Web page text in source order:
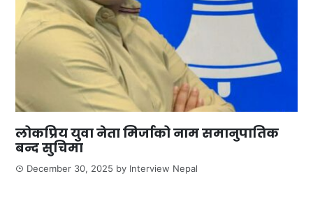
लोकप्रिय युवा नेता मिर्जाको नाम समानुपातिक
बन्द सुचिमा
December 30, 2025 by Interview Nepal